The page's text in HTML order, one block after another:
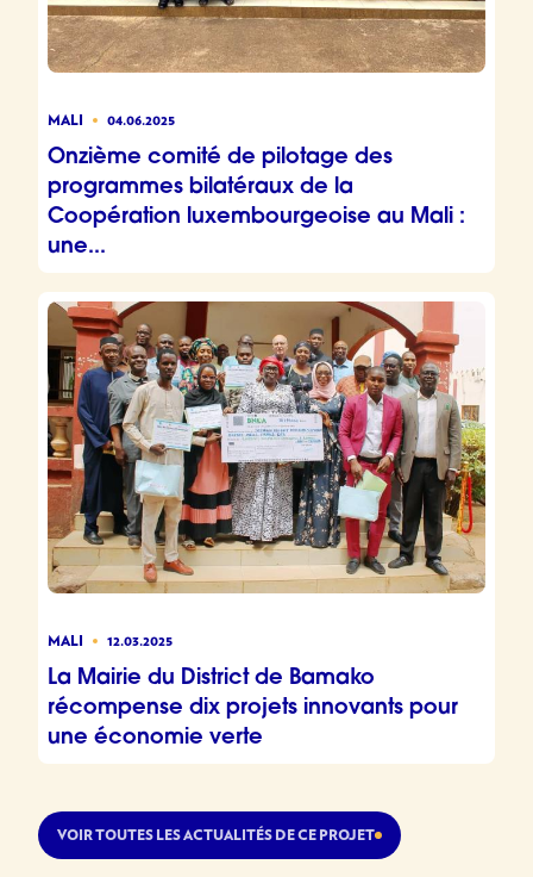
MALI 04.06.2025
Onzième comité de pilotage des
programmes bilatéraux de la
Coopération luxembourgeoise au Mali :
une...
MALI 12.03.2025
La Mairie du District de Bamako
récompense dix projets innovants pour
une économie verte
VOIR TOUTES LES ACTUALITÉS DE CE PROJET